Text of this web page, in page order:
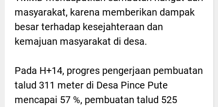
masyarakat, karena memberikan dampak
besar terhadap kesejahteraan dan
kemajuan masyarakat di desa.
Pada H+14, progres pengerjaan pembuatan
talud 311 meter di Desa Pince Pute
mencapai 57 %, pembuatan talud 525